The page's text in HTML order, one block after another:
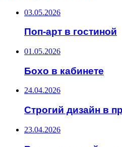
03.05.2026
Поп-арт в гостиной
01.05.2026
Бохо в кабинете
24.04.2026
Строгий дизайн в
23.04.2026